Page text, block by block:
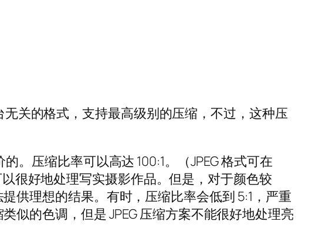
无关的格式，支持最高级别的压缩，不过，这种压
。压缩比率可以高达 100:1。（JPEG 格式可在
很好地处理写实摄影作品。但是，对于颜色较
供理想的结果。有时，压缩比率会低到 5:1，严重
似的色调，但是 JPEG 压缩方案不能很好地处理亮